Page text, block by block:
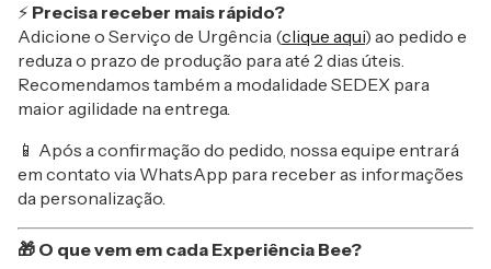
⚡ Precisa receber mais rápido?
Adicione o Serviço de Urgência (clique aqui) ao pedido e
reduza o prazo de produção para até 2 dias úteis.
Recomendamos também a modalidade SEDEX para
maior agilidade na entrega.
📱 Após a confirmação do pedido, nossa equipe entrará
em contato via WhatsApp para receber as informações
da personalização.
🎁 O que vem em cada Experiência Bee?